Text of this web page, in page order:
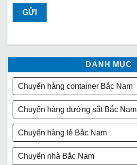
DANH MỤC
Chuyển hàng container Bắc Nam
Chuyển hàng đường sắt Bắc Nam
Chuyển hàng lẻ Bắc Nam
Chuyển nhà Bắc Nam